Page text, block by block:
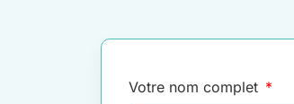
Votre nom complet